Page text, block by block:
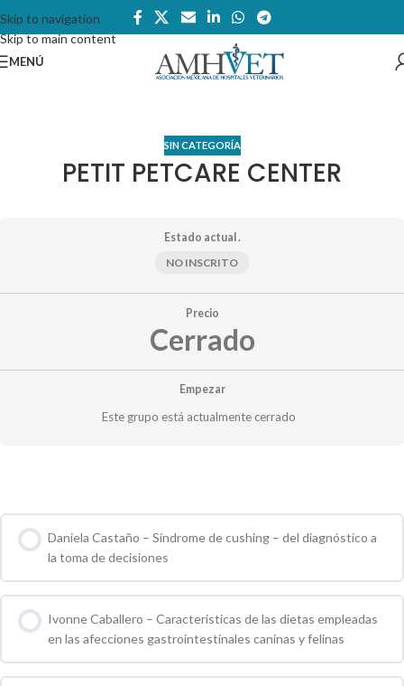
Skip to navigation
Skip to main content
MENÚ
SIN CATEGORÍA
PETIT PETCARE CENTER
Estado actual .
NO INSCRITO
Precio
Cerrado
Empezar
Este grupo está actualmente cerrado
Daniela Castaño – Síndrome de cushing – del diagnóstico a
la toma de decisiones
0 % COMPLETO 0 / 0 pasos
Ivonne Caballero – Caracteristicas de las dietas empleadas
en las afecciones gastrointestinales caninas y felinas
0 % COMPLETO 0 / 0 pasos